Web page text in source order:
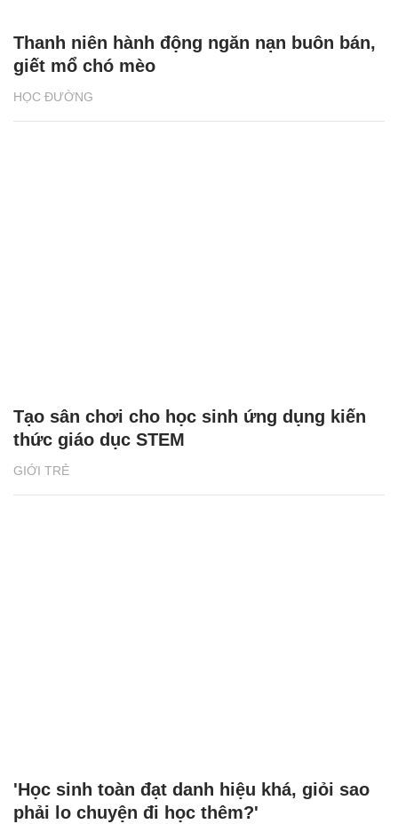
HỌC ĐƯỜNG
Thanh niên hành động ngăn nạn buôn bán,
giết mổ chó mèo
GIỚI TRẺ
Tạo sân chơi cho học sinh ứng dụng kiến
thức giáo dục STEM
'Học sinh toàn đạt danh hiệu khá, giỏi sao
phải lo chuyện đi học thêm?'